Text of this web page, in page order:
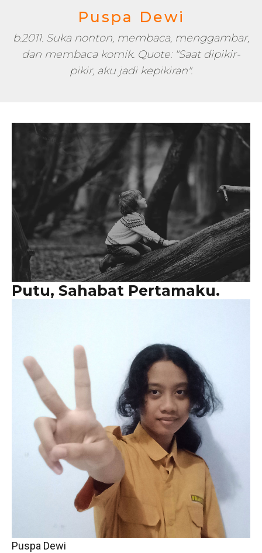
Puspa Dewi
b.2011. Suka nonton, membaca, menggambar,
dan membaca komik. Quote: "Saat dipikir-
pikir, aku jadi kepikiran".
Putu, Sahabat Pertamaku.
Puspa Dewi